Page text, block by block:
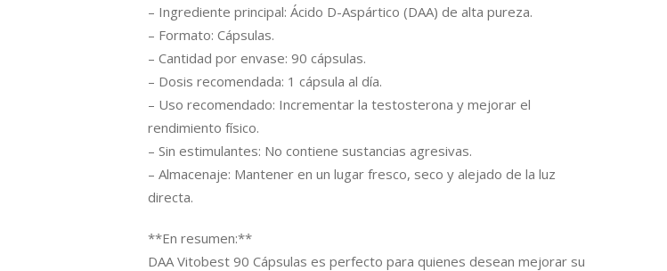
– Ingrediente principal: Ácido D-Aspártico (DAA) de alta pureza.
– Formato: Cápsulas.
– Cantidad por envase: 90 cápsulas.
– Dosis recomendada: 1 cápsula al día.
– Uso recomendado: Incrementar la testosterona y mejorar el
rendimiento físico.
– Sin estimulantes: No contiene sustancias agresivas.
– Almacenaje: Mantener en un lugar fresco, seco y alejado de la luz
directa.
**En resumen:**
DAA Vitobest 90 Cápsulas es perfecto para quienes desean mejorar su